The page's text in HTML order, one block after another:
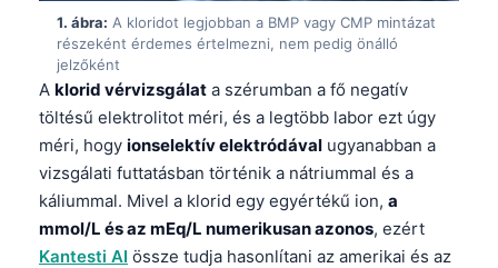
1. ábra: A kloridot legjobban a BMP vagy CMP mintázat
részeként érdemes értelmezni, nem pedig önálló
jelzőként
A klorid vérvizsgálat a szérumban a fő negatív
töltésű elektrolitot méri, és a legtöbb labor ezt úgy
méri, hogy ionselektív elektródával ugyanabban a
vizsgálati futtatásban történik a nátriummal és a
káliummal. Mivel a klorid egy egyértékű ion, a
mmol/L és az mEq/L numerikusan azonos, ezért
Kantesti AI össze tudja hasonlítani az amerikai és az